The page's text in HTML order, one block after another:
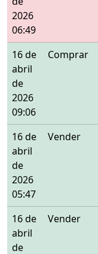
2026
06:49
16 de
abril
de
2026
09:06
Comprar
16 de
abril
de
2026
05:47
Vender
16 de
abril
de
Vender